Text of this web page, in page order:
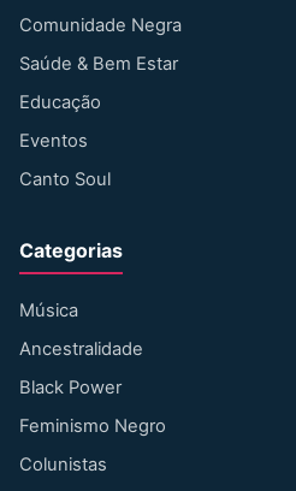
Comunidade Negra
Saúde & Bem Estar
Educação
Eventos
Canto Soul
Categorias
Música
Ancestralidade
Black Power
Feminismo Negro
Colunistas